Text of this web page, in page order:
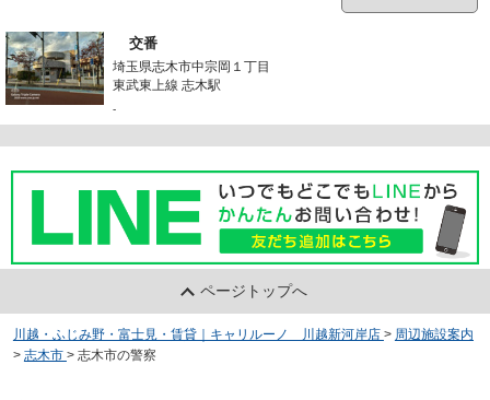
交番
埼玉県志木市中宗岡１丁目
東武東上線 志木駅
-
ページトップへ
川越・ふじみ野・富士見・賃貸｜キャリルーノ 川越新河岸店 > 周辺施設案内
> 志木市 > 志木市の警察